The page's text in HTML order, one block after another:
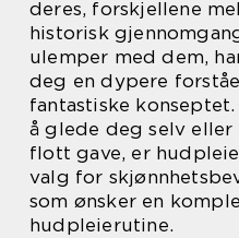
deres, forskjellene
historisk
ulemper med dem,
deg en dypere
fantastiske
å glede deg selv eller
flott gave, er
valg for
som ønsker en
hudpleierutine.